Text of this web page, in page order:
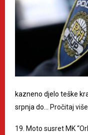
kazneno djelo teške
srpnja do…
Pročitaj
19. Moto susret MK